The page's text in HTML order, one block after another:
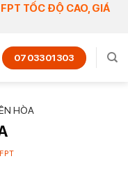
TỐC ĐỘ CAO, GIÁ
0703301303
HÒA